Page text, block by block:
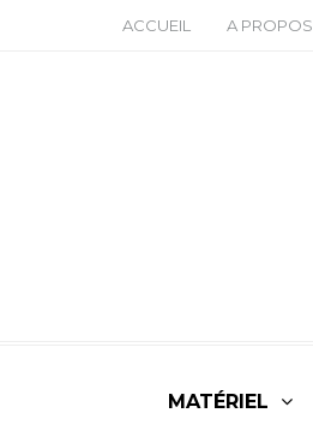
ACCUEIL A PROPOS
MATÉRIEL